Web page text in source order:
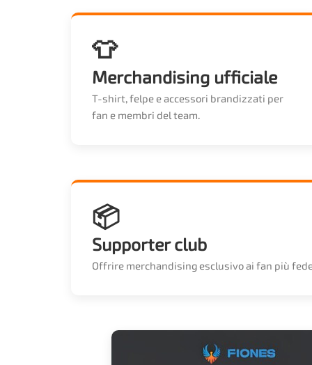
👕
Merchandising ufficiale
T-shirt, felpe e accessori brandizzati per
fan e membri del team.
📦
Supporter club
Offrire merchandising esclusivo ai fan più